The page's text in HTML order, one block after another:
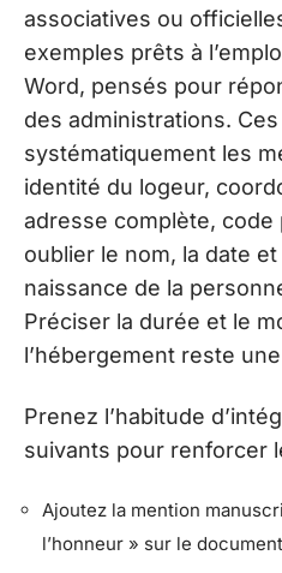
associatives ou
exemples prêts à
Word, pensés pour
des administrations.
systématiquement les
identité du logeur,
adresse complète, code
oublier le nom, la date
naissance de la
Préciser la durée et le
l’hébergement reste
Prenez l’habitude
suivants pour renforcer
Ajoutez la mention
l’honneur » sur le